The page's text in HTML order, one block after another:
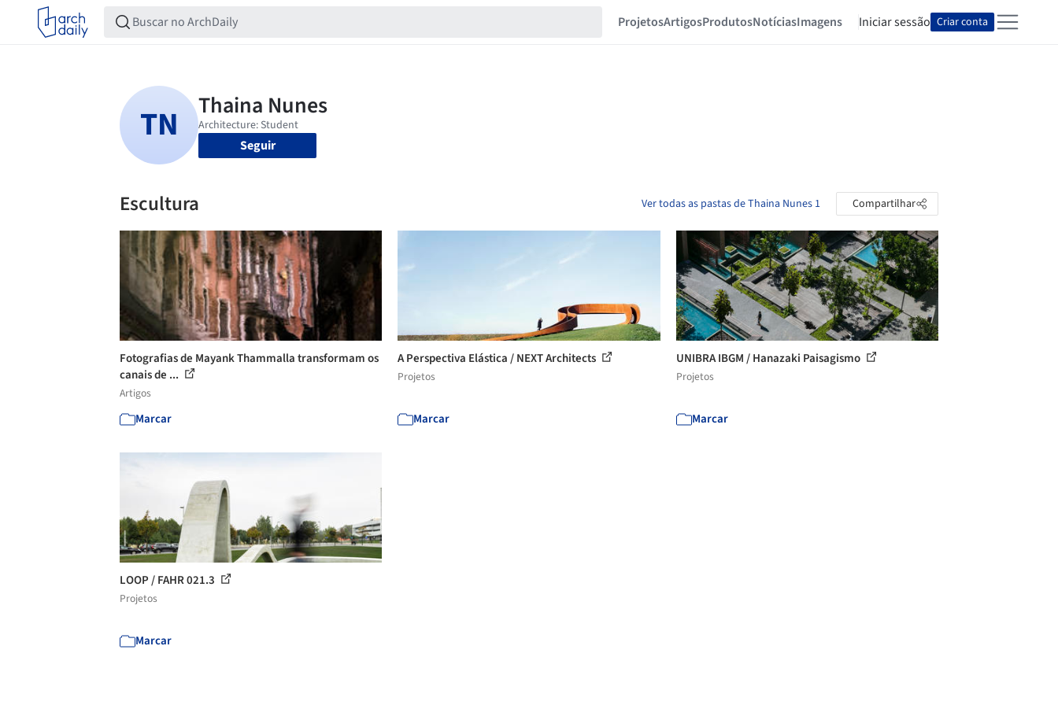
ProjetosArtigosProdutosNotíciasImagens Iniciar sessão Criar conta
Seguir
Escultura Ver todas as pastas de Thaina Nunes 1 Compartilhar
Fotografias de Mayank Thammalla transformam os
canais de ...
Artigos
Marcar
A Perspectiva Elástica / NEXT Architects
Projetos
Marcar
UNIBRA IBGM / Hanazaki Paisagismo
Projetos
Marcar
LOOP / FAHR 021.3
Projetos
Marcar